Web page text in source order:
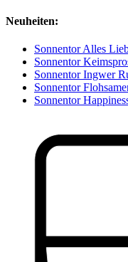
Neuheiten:
Sonnentor Alles
Sonnentor
Sonnentor Ingwer
Sonnentor
Sonnentor